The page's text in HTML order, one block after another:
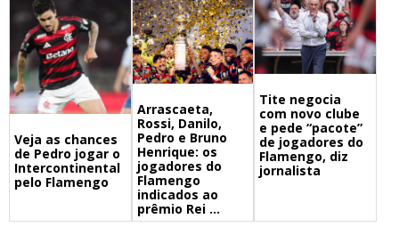
Veja as chances
de Pedro jogar o
Intercontinental
pelo Flamengo
Arrascaeta,
Rossi, Danilo,
Pedro e Bruno
Henrique: os
jogadores do
Flamengo
indicados ao
prêmio Rei ...
Tite negocia
com novo clube
e pede “pacote”
de jogadores do
Flamengo, diz
jornalista